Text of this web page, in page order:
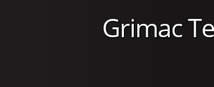
Grimac